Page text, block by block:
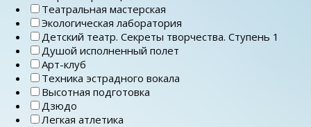
Театральная мастерская
Экологическая лаборатория
Детский театр. Секреты творчества. Ступень 1
Душой исполненный полет
Арт-клуб
Техника эстрадного вокала
Высотная подготовка
Дзюдо
Легкая атлетика